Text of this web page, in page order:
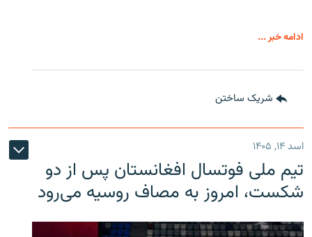
ادامه خبر ...
شریک ساختن
اسد ۱۴, ۱۴۰۵
تیم ملی فوتسال افغانستان پس از دو
شکست، امروز به مصاف روسیه می‌رود